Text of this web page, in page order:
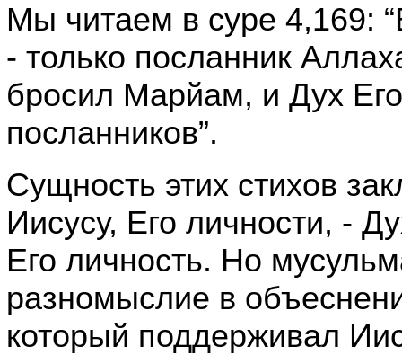
Мы читаем в суре 4,169:
- только посланник
бросил Марйам, и Дух
посланников”.
Сущность этих стихов
Иисусу, Его личности, -
Его личность. Но
разномыслие в
который поддерживал